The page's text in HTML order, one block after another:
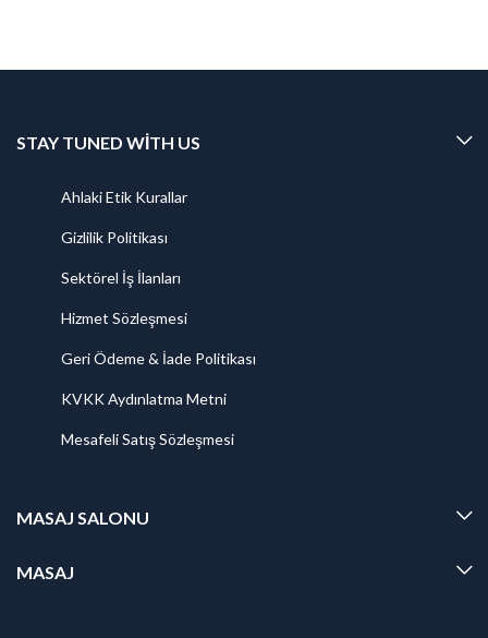
STAY TUNED WITH US
Ahlaki Etik Kurallar
Gizlilik Politikası
Sektörel İş İlanları
Hizmet Sözleşmesi
Geri Ödeme & İade Politikası
KVKK Aydınlatma Metni
Mesafeli Satış Sözleşmesi
MASAJ SALONU
MASAJ